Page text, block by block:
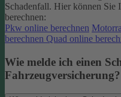
Schadenfall. Hier können Sie
berechnen:
Pkw online berechnen
berechnen Quad online
Wie melde ich einen
Fahrzeugversicherung?